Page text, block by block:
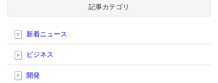
記事カテゴリ
新着ニュース
ビジネス
開発